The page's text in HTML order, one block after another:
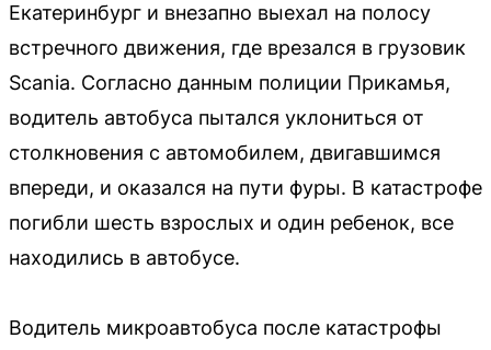
Екатеринбург и внезапно выехал на полосу
встречного движения, где врезался в грузовик
Scania. Согласно данным полиции Прикамья,
водитель автобуса пытался уклониться от
столкновения с автомобилем, двигавшимся
впереди, и оказался на пути фуры. В катастрофе
погибли шесть взрослых и один ребенок, все
находились в автобусе.
Водитель микроавтобуса после катастрофы